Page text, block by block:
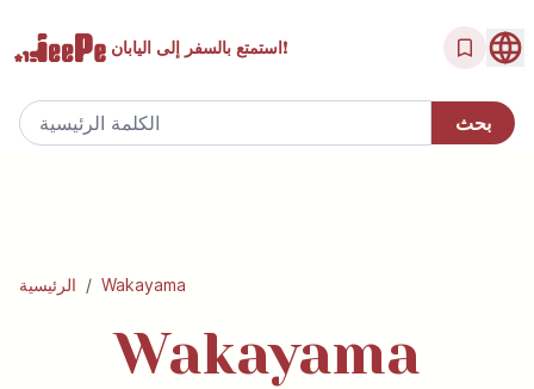
استمتع بالسفرإلى اليابان!
الرئيسية / Wakayama
Wakayama